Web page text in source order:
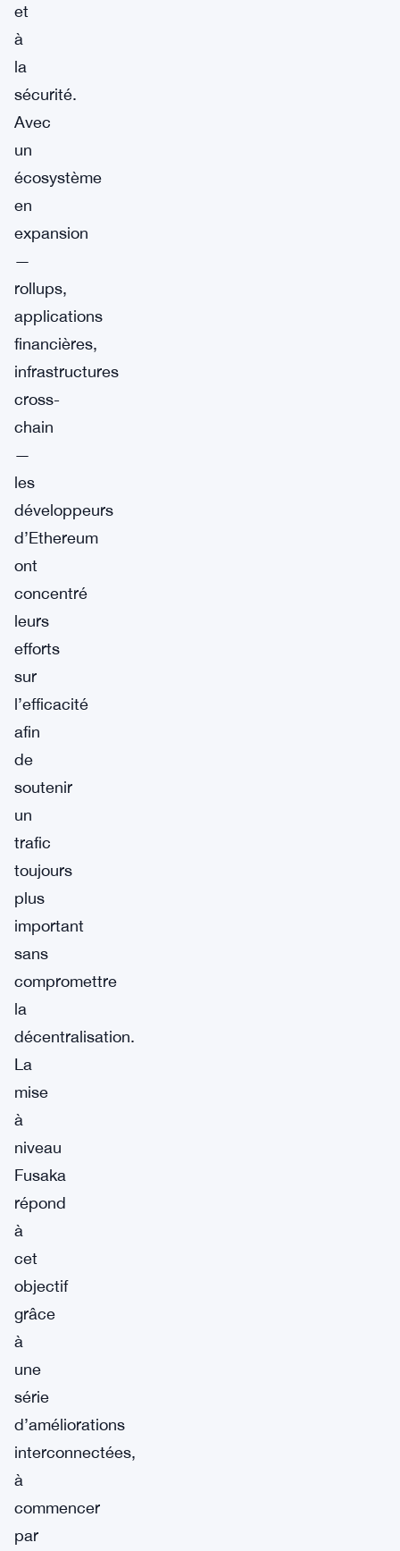
et
à
la
sécurité.
Avec
un
écosystème
en
expansion
—
rollups,
applications
financières,
infrastructures
cross-
chain
—
les
développeurs
d’Ethereum
ont
concentré
leurs
efforts
sur
l’efficacité
afin
de
soutenir
un
trafic
toujours
plus
important
sans
compromettre
la
décentralisation.
La
mise
à
niveau
Fusaka
répond
à
cet
objectif
grâce
à
une
série
d’améliorations
interconnectées,
à
commencer
par